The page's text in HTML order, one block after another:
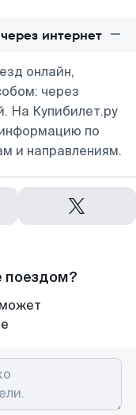
интернет
онлайн,
через
На Купибилет.ру
по
и направлениям.
поездом?